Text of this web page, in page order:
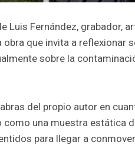
Luis Fernández, grabador,
obra que invita a reflexionar
sobre la
del propio autor en
como una muestra estática
para llegar a